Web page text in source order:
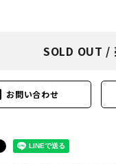
SOLD OUT /
お問い合わせ